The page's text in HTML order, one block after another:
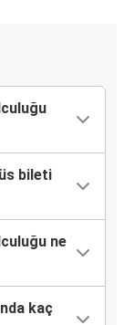
bileti
ne
kaç